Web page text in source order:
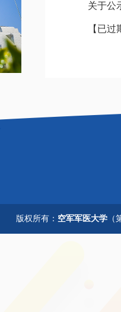
关于公
版权所有： 空军军医大学